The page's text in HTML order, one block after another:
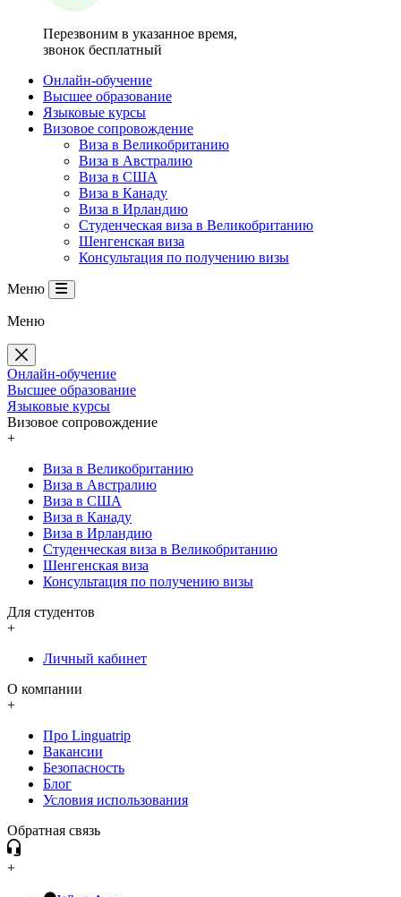
Перезвоним в указанное время,
звонок бесплатный
Онлайн-обучение
Высшее образование
Языковые курсы
Визовое сопровождение
Виза в Великобританию
Виза в Австралию
Виза в США
Виза в Канаду
Виза в Ирландию
Студенческая виза в Великобританию
Шенгенская виза
Консультация по получению визы
Меню
Меню
Онлайн-обучение
Высшее образование
Языковые курсы
Визовое сопровождение
+
Виза в Великобританию
Виза в Австралию
Виза в США
Виза в Канаду
Виза в Ирландию
Студенческая виза в Великобританию
Шенгенская виза
Консультация по получению визы
Для студентов
+
Личный кабинет
О компании
+
Про Linguatrip
Вакансии
Безопасность
Блог
Условия использования
Обратная связь
+